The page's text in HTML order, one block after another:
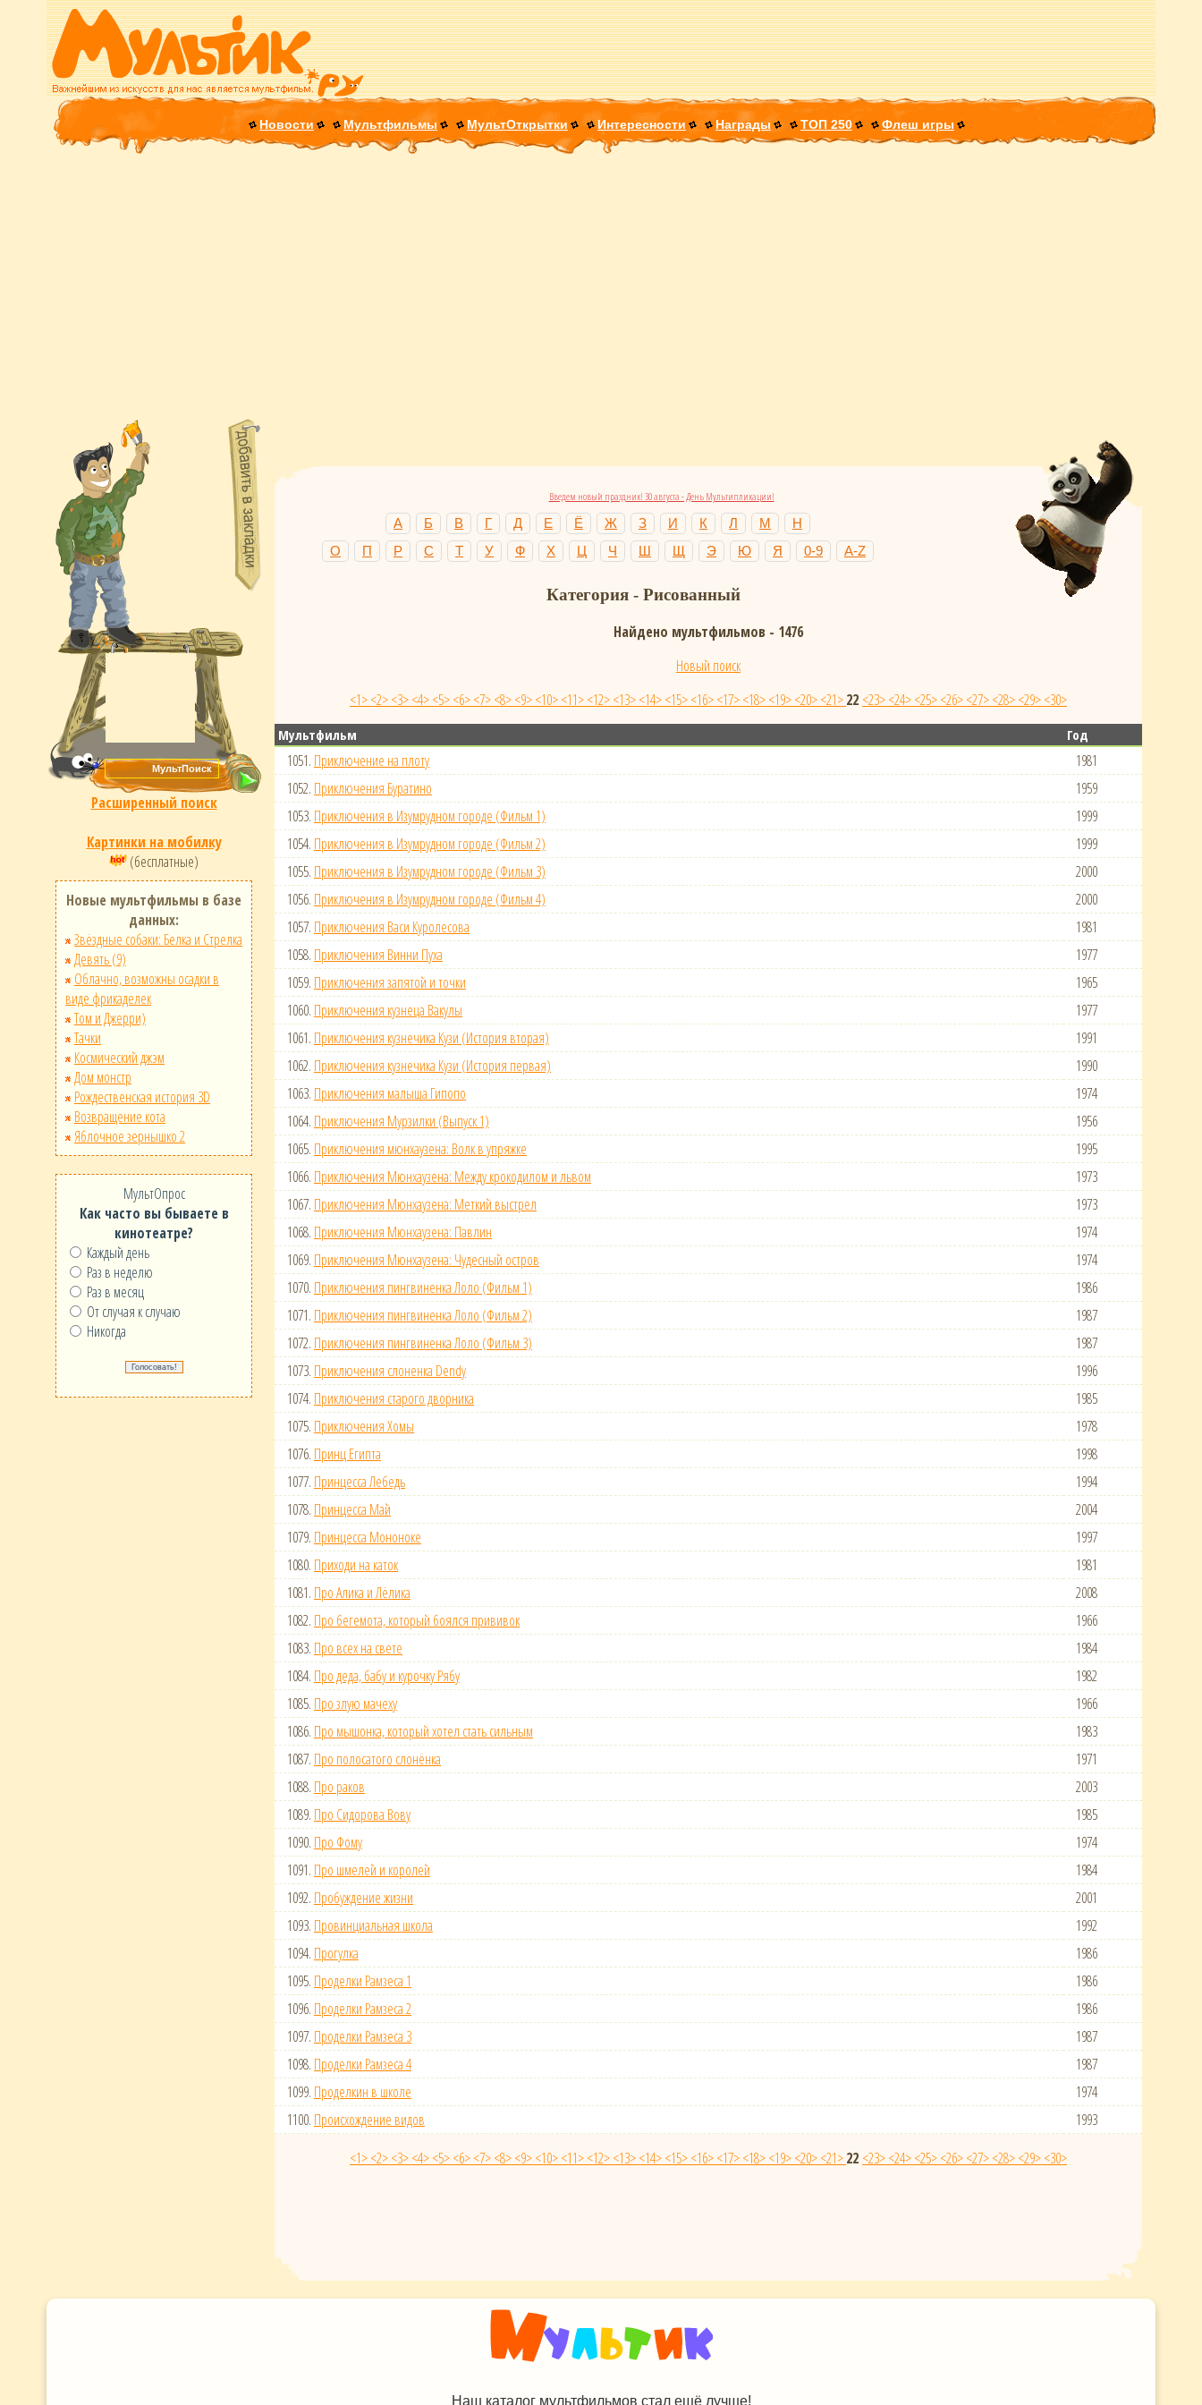
Новости Мультфильмы МультОткрытки Интересности Награды ТОП 250 Флеш игры
Расширенный поиск
Картинки на мобилку
(бесплатные)
Новые мультфильмы в базе
данных:
Звёздные собаки: Белка и Стрелка
Девять (9)
Облачно, возможны осадки в
виде фрикаделек
Том и Джерри)
Тачки
Космический джэм
Дом монстр
Рождественская история 3D
Возвращение кота
Яблочное зернышко 2
МультОпрос
Как часто вы бываете в
кинотеатре?
Каждый день
Раз в неделю
Раз в месяц
От случая к случаю
Никогда
Введем новый праздник! 30 августа - День Мультипликации!
А Б В Г Д Е Ё Ж З И К Л М
Н
О
П Р С Т У Ф Х Ц Ч Ш Щ Э Ю Я 0-9 A-Z
Категория - Рисованный
Найдено мультфильмов - 1476
Новый поиск
<1><2><3><4><5><6><7><8><9><10><11><12><13><14><15><16><17><18><19><20><21>22 <23><24><25><26><27><28><29><30>
Мультфильм Год
1051. Приключение на плоту
1981
1052. Приключения Буратино
1959
1053. Приключения в Изумрудном городе (Фильм 1)
1999
1054. Приключения в Изумрудном городе (Фильм 2)
1999
1055. Приключения в Изумрудном городе (Фильм 3)
2000
1056. Приключения в Изумрудном городе (Фильм 4)
2000
1057. Приключения Васи Куролесова
1981
1058. Приключения Винни Пуха
1977
1059. Приключения запятой и точки
1965
1060. Приключения кузнеца Вакулы
1977
1061. Приключения кузнечика Кузи (История вторая)
1991
1062. Приключения кузнечика Кузи (История первая)
1990
1063. Приключения малыша Гипопо
1974
1064. Приключения Мурзилки (Выпуск 1)
1956
1065. Приключения мюнхаузена: Волк в упряжке
1995
1066. Приключения Мюнхаузена: Между крокодилом и львом
1973
1067. Приключения Мюнхаузена: Меткий выстрел
1973
1068. Приключения Мюнхаузена: Павлин
1974
1069. Приключения Мюнхаузена: Чудесный остров
1974
1070. Приключения пингвиненка Лоло (Фильм 1)
1986
1071. Приключения пингвиненка Лоло (Фильм 2)
1987
1072. Приключения пингвиненка Лоло (Фильм 3)
1987
1073. Приключения слоненка Dendy
1996
1074. Приключения старого дворника
1985
1075. Приключения Хомы
1978
1076. Принц Египта
1998
1077. Принцесса Лебедь
1994
1078. Принцесса Май
2004
1079. Принцесса Мононоке
1997
1080. Приходи на каток
1981
1081. Про Алика и Лёлика
2008
1082. Про бегемота, который боялся прививок
1966
1083. Про всех на свете
1984
1084. Про деда, бабу и курочку Рябу
1982
1085. Про злую мачеху
1966
1086. Про мышонка, который хотел стать сильным
1983
1087. Про полосатого слонёнка
1971
1088. Про раков
2003
1089. Про Сидорова Вову
1985
1090. Про Фому
1974
1091. Про шмелей и королей
1984
1092. Пробуждение жизни
2001
1093. Провинциальная школа
1992
1094. Прогулка
1986
1095. Проделки Рамзеса 1
1986
1096. Проделки Рамзеса 2
1986
1097. Проделки Рамзеса 3
1987
1098. Проделки Рамзеса 4
1987
1099. Проделкин в школе
1974
1100. Происхождение видов
1993
<1><2><3><4><5><6><7><8><9><10><11><12><13><14><15><16><17><18><19><20><21>22 <23><24><25><26><27><28><29><30>
Наш каталог мультфильмов стал ещё лучше!